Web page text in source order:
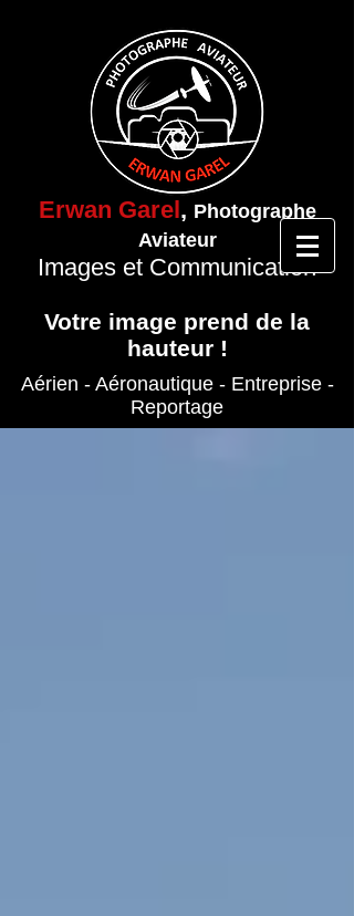
Erwan Garel, Photographe
Aviateur
Images et Communication
Votre image prend de la
hauteur !
Aérien - Aéronautique- Entreprise-
Reportage